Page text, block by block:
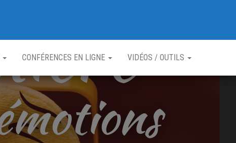
CONFÉRENCES EN LIGNE VIDÉOS / OUTILS